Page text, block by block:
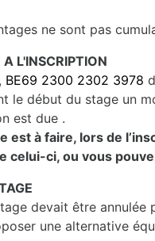
ne sont pas
L'INSCRIPTION
BE69 2300 2302 3978
le début du stage un
est due .
est à faire, lors de
celui-ci, ou vous
devait être annulée
une alternative